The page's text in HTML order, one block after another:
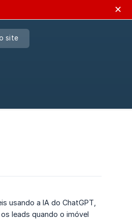
✕
site
usando a IA do ChatGPT,
leads quando o imóvel